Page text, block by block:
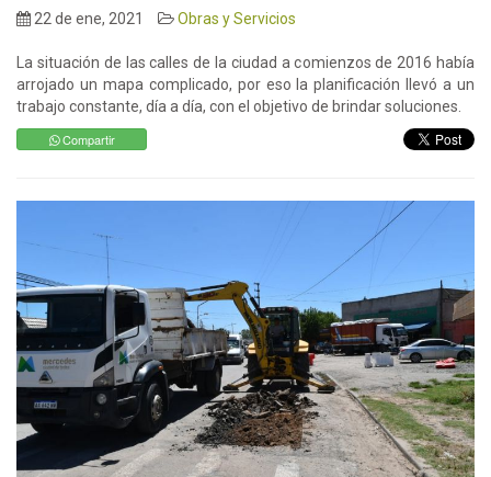
22 de ene, 2021 Obras y Servicios
La situación de las calles de la ciudad a comienzos de 2016 había
arrojado un mapa complicado, por eso la planificación llevó a un
trabajo constante, día a día, con el objetivo de brindar soluciones.
Compartir